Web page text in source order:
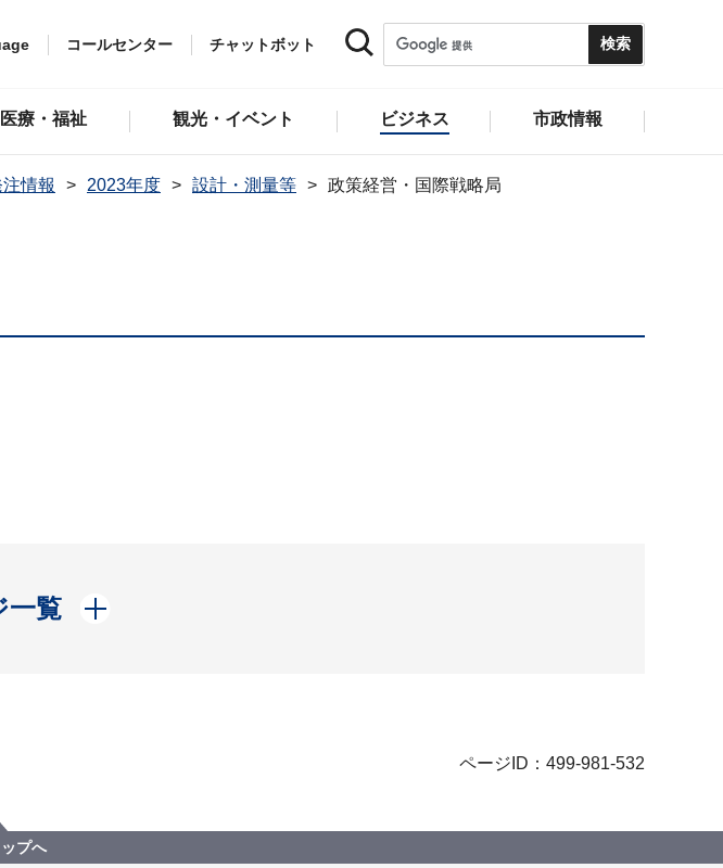
コールセンター チャットボット
療・福祉 観光・イベント ビジネス 市政情報
情報 2023年度 設計・測量等 政策経営・国際戦略局
一覧
く
ページID：499-981-532
プへ